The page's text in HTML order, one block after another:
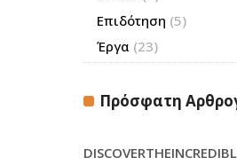
Επιδότηση (5)
Έργα (23)
Πρόσφατη